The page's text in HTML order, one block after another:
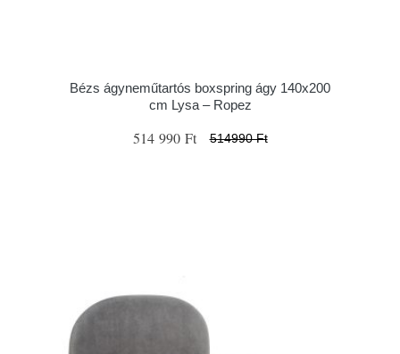
Bézs ágyneműtartós boxspring ágy 140x200
cm Lysa – Ropez
514 990 Ft 514990 Ft